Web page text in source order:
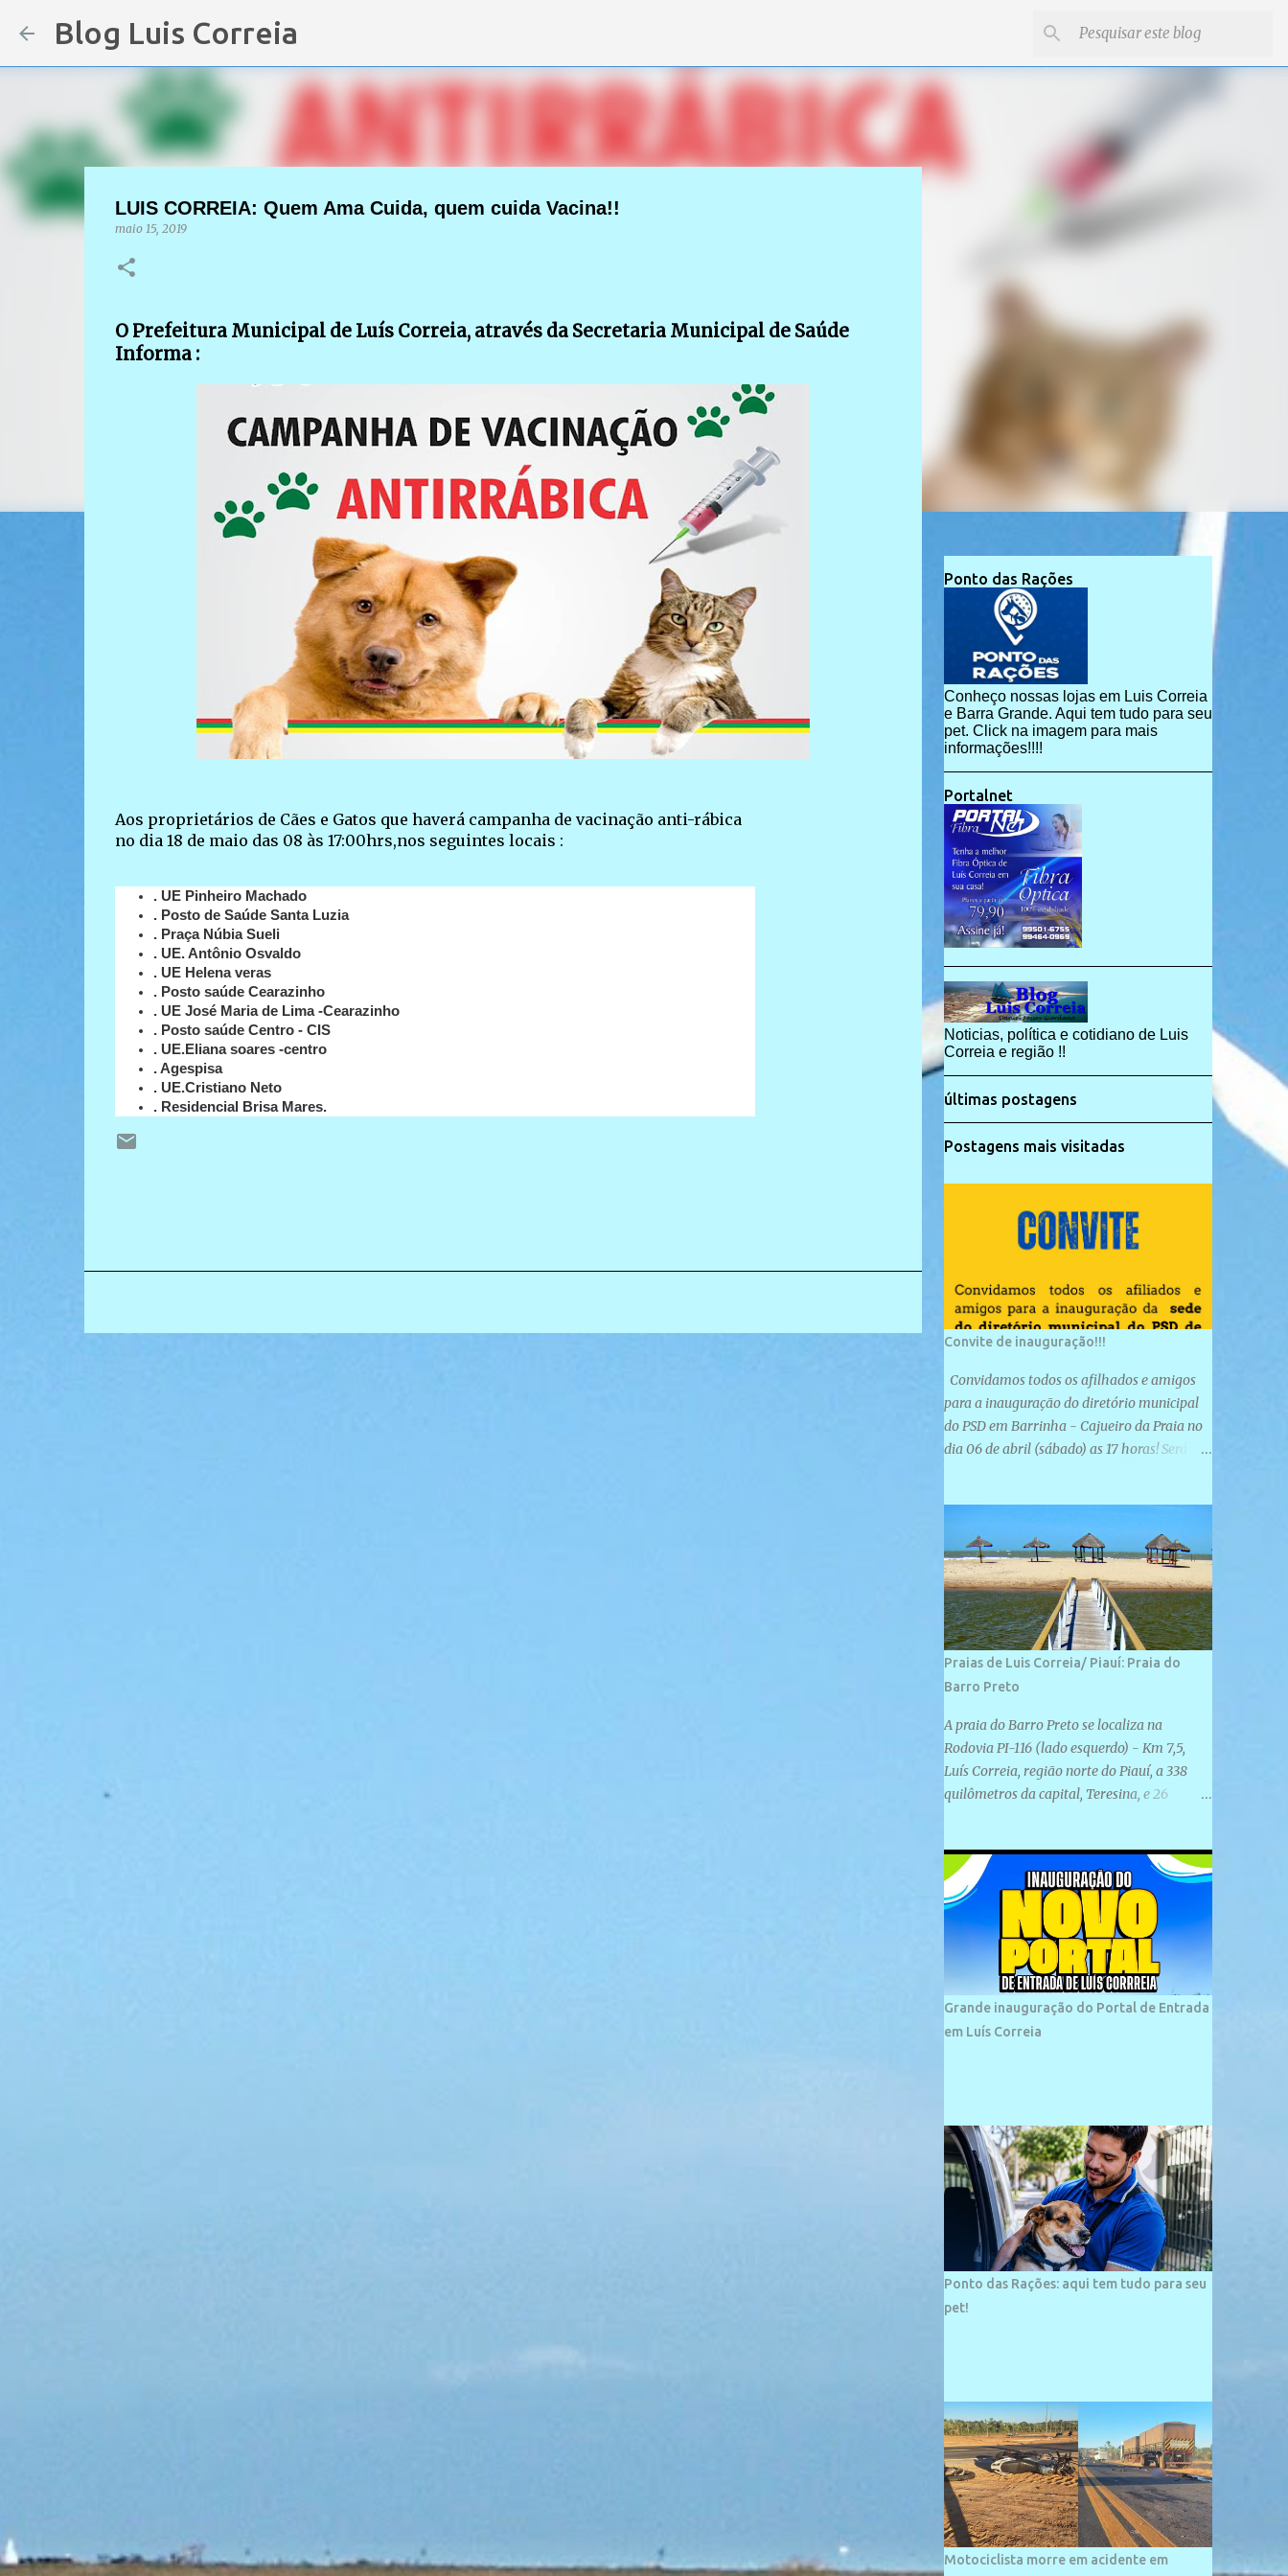
Blog Luis Correia
LUIS CORREIA: Quem Ama Cuida, quem cuida Vacina!!
maio 15, 2019
O Prefeitura Municipal de Luís Correia, através da Secretaria Municipal de Saúde
Informa :
Aos proprietários de Cães e Gatos que haverá campanha de vacinação anti-rábica
no dia 18 de maio das 08 às 17:00hrs,nos seguintes locais :
. UE Pinheiro Machado
. Posto de Saúde Santa Luzia
. Praça Núbia Sueli
. UE. Antônio Osvaldo
. UE Helena veras
. Posto saúde Cearazinho
. UE José Maria de Lima -Cearazinho
. Posto saúde Centro - CIS
. UE.Eliana soares -centro
. Agespisa
. UE.Cristiano Neto
. Residencial Brisa Mares.
Ponto das Rações
Conheço nossas lojas em Luis Correia
e Barra Grande. Aqui tem tudo para seu
pet. Click na imagem para mais
informações!!!!
Portalnet
Noticias, política e cotidiano de Luis
Correia e região !!
últimas postagens
Postagens mais visitadas
Convite de inauguração!!!
Convidamos todos os afilhados e amigos
para a inauguração do diretório municipal
do PSD em Barrinha - Cajueiro da Praia no
dia 06 de abril (sábado) as 17 horas! Será
localizada na Rua São José, 98 Barrinha -
Cajueiro da Praia.
Praias de Luis Correia/ Piauí: Praia do
Barro Preto
A praia do Barro Preto se localiza na
Rodovia PI-116 (lado esquerdo) - Km 7,5,
Luís Correia, região norte do Piauí, a 338
quilômetros da capital, Teresina, e 26
plana e retilínea na maior parte de sua
extensão, chegando a mais ou menos a 1,5
km de paisagens exuberantes. Possui ondas
suaves devido ao extensivo molhe de pedras
que não chegam a 2 metros de altura, não
apresentando dunas em seu espaço
geográfico. Não se sabe ao certo porque a
praia leva esse nome, e muitas das suas
vizinhos. O bairro onde se localiza a praia é
palco de amplos investimentos e projetos
grandiosos como hotéis, pousadas e
residências de veraneio de grande porte. O
maior empreendimento fixado nessa área é
o SESC Praia, inaugurado em 12 de julho de
1996. Com arquitetura moderna,...
Grande inauguração do Portal de Entrada
em Luís Correia
Ponto das Rações: aqui tem tudo para seu
pet!
Motociclista morre em acidente em